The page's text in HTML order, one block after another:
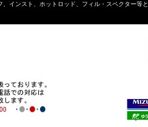
インスト、ホットロッド、フィル・スペクター等と